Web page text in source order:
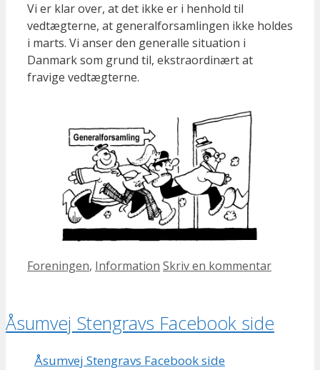
Vi er klar over, at det ikke er i henhold til
vedtægterne, at generalforsamlingen ikke holdes
i marts. Vi anser den generalle situation i
Danmark som grund til, ekstraordinært at
fravige vedtægterne.
Kategorier
Foreningen, Information Skriv en kommentar
Åsumvej Stengravs Facebook side
Åsumvej Stengravs Facebook side